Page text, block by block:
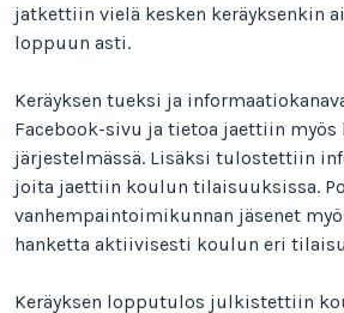
jatkettiin vielä kesken keräyksenkin
loppuun asti.
Keräyksen tueksi ja
Facebook-sivu ja tietoa jaettiin
järjestelmässä. Lisäksi tulostettiin
joita jaettiin koulun tilaisuuksissa.
vanhempaintoimikunnan jäsenet
hanketta aktiivisesti koulun eri
Keräyksen lopputulos julkistettiin